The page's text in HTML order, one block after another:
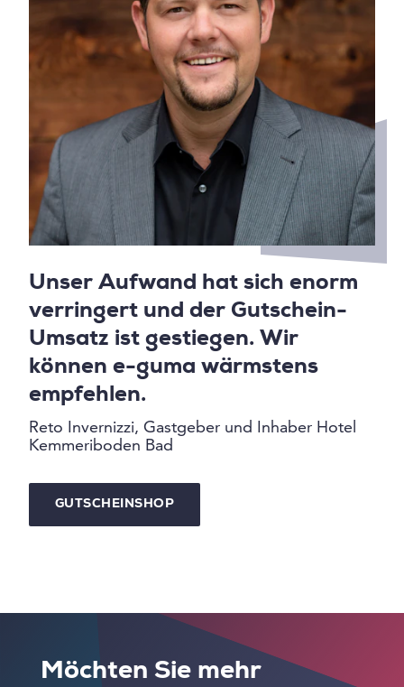
Unser Aufwand hat sich enorm
verringert und der Gutschein-
Umsatz ist gestiegen. Wir
können e-guma wärmstens
empfehlen.
Reto Invernizzi, Gastgeber und Inhaber Hotel
Kemmeriboden Bad
GUTSCHEINSHOP
Möchten Sie mehr